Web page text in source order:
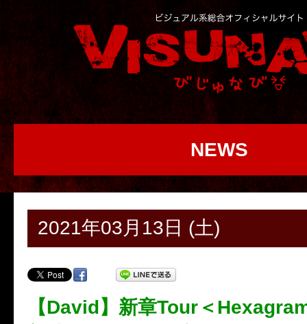
NEWS
2021年03月13日 (土)
【David】新章Tour＜